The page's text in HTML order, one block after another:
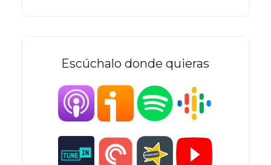
Escúchalo donde quieras